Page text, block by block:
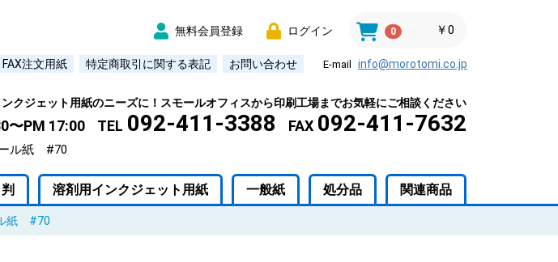
0 ￥0
無料会員登録 ログイン
FAX注文用紙 特定商取引に関する表記 お問い合わせ E-mail info@morotomi.co.jp
クジェット用紙のニーズに！スモールオフィスから印刷工場までお気軽にご相談ください
〜PM 17:00 TEL 092-411-3388 FAX 092-411-7632
ル紙 #70
溶剤用インクジェット用紙 一般紙 処分品 関連商品
紙 #70